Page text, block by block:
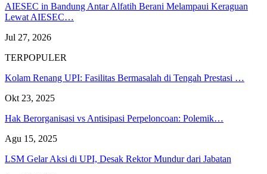
AIESEC in Bandung Antar Alfatih Berani Melampaui Keraguan
Lewat AIESEC…
Jul 27, 2026
TERPOPULER
Kolam Renang UPI: Fasilitas Bermasalah di Tengah Prestasi …
Okt 23, 2025
Hak Berorganisasi vs Antisipasi Perpeloncoan: Polemik…
Agu 15, 2025
LSM Gelar Aksi di UPI, Desak Rektor Mundur dari Jabatan